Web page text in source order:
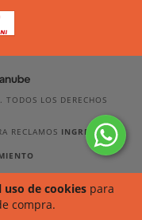
uso de cookiespara
compra.
LOS DERECHOS
RECLAMOS INGRESÁ ACÁ.